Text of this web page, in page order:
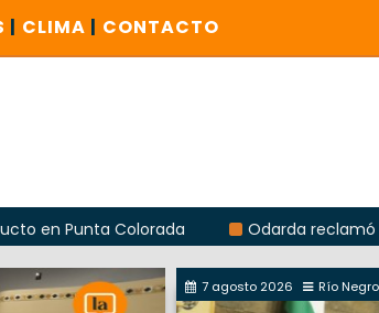
| CLIMA | CONTACTO
Colorada
Odarda reclamó la
7 agosto 2026 Río Negro